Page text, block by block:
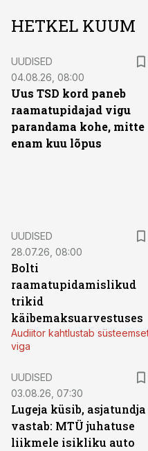
HETKEL KUUM
UUDISED
04.08.26, 08:00
Uus TSD kord paneb
raamatupidajad vigu
parandama kohe, mitte
enam kuu lõpus
UUDISED
28.07.26, 08:00
Bolti
raamatupidamislikud
trikid
käibemaksuarvestuses
Audiitor kahtlustab
viga
UUDISED
03.08.26, 07:30
Lugeja küsib, asjatundja
vastab: MTÜ juhatuse
liikmele isikliku auto